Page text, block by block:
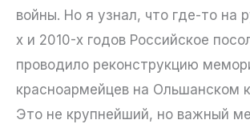
войны. Но я узнал, что где-то на
х и 2010-х годов Российское
проводило реконструкцию
красноармейцев на Ольшанском
Это не крупнейший, но важный